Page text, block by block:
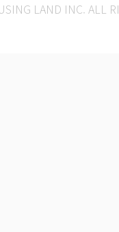
LAND INC. ALL